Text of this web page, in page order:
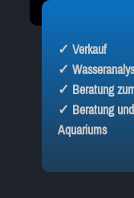
✓ Verkauf
✓
✓ Beratung
✓ Beratung
Aquariums